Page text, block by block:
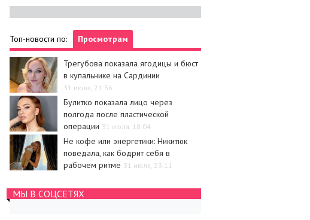
Топ-новости по: Просмотрам
Трегубова показала ягодицы и бюст
в купальнике на Сардинии
31 июля, 21:36
Булитко показала лицо через
полгода после пластической
операции 31 июля, 18:04
Не кофе или энергетики: Никитюк
поведала, как бодрит себя в
рабочем ритме 31 июля, 23:11
МЫ В СОЦСЕТЯХ